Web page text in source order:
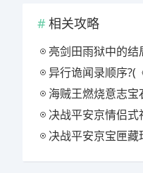
相关攻略
亮剑田雨狱中的
异行诡闻录顺序?(
海贼王燃烧意志宝石怎么
决战平安京情侣式神
决战平安京宝匣藏珍千纸